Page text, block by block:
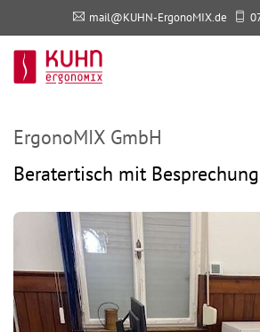
mail@KUHN-ErgonoMIX.de
ErgonoMIX GmbH
Beratertisch mit